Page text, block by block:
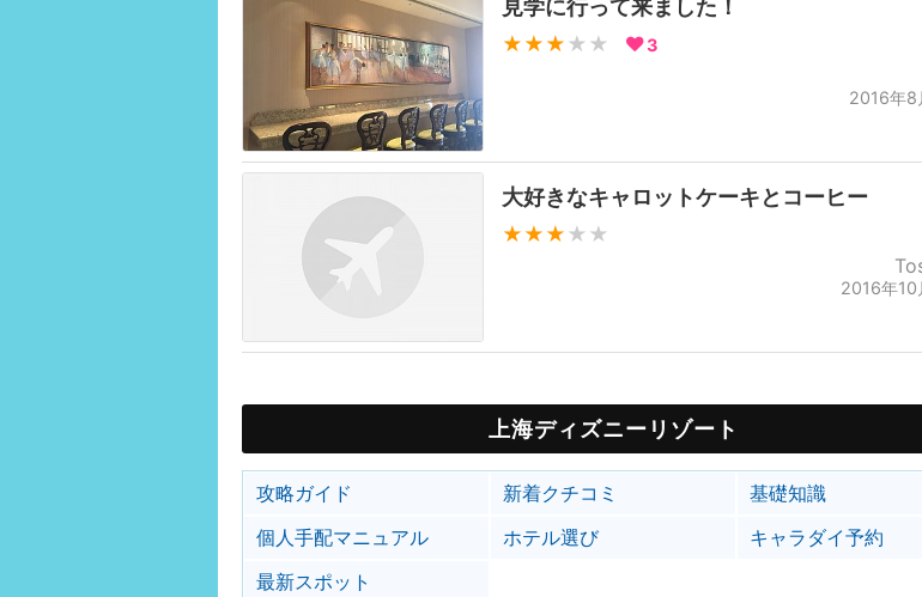
見学に行って来ました！
★★★ ★★ 3
2016年8
大好きなキャロットケーキとコーヒー
★★★ ★★
2016年10
上海ディズニーリゾート
攻略ガイド 新着クチコミ
基礎知識
個人手配マニュアル
ホテル選び
キャラダイ予約
最新スポット